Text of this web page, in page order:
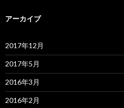
アーカイブ
2017年12月
2017年5月
2016年3月
2016年2月